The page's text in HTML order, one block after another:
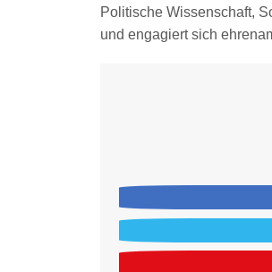
Politische Wissenschaft,
und engagiert sich